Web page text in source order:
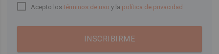
Acepto lostérminos de uso y la política de privacidad
INSCRIBIRME